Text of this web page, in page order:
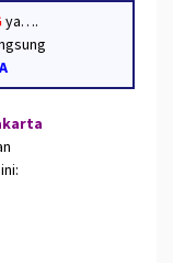
ya….